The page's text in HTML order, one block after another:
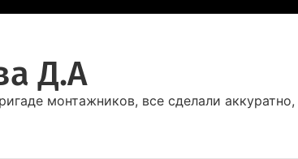
Д.А
монтажников, все сделали аккуратно,